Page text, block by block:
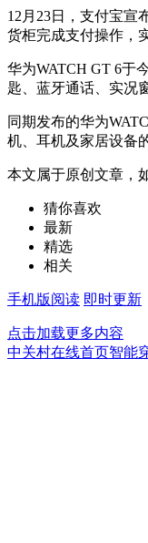
12月23日，支付宝宣
货柜完成支付操作，
华为WATCH GT 6于
匙、蓝牙通话、实况
同期发布的华为
机、耳机及家居设备
本文属于原创文章，
猜你喜欢
最新
精选
相关
手机版阅读 即时更新
点击加载更多内容
中关村在线首页智能